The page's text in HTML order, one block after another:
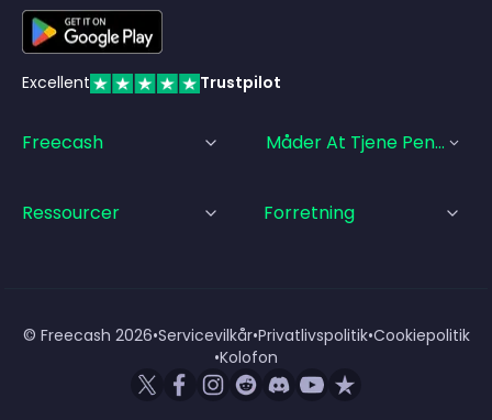
Excellent Trustpilot
Freecash Måder At Tjene Penge På
Ressourcer Forretning
© Freecash 2026•Servicevilkår•Privatlivspolitik•Cookiepolitik
•Kolofon